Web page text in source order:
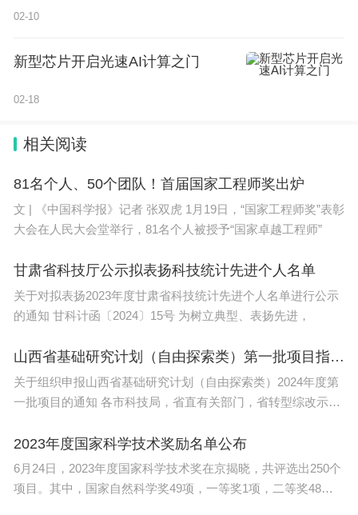
02-10
新型芯片开启光速AI计算之门
02-18
相关阅读
81名个人、50个团队！首届国家工程师奖出炉
文 | 《中国科学报》记者 张双虎 1月19日，“国家工程师奖”表彰
大会在人民大会堂举行，81名个人被授予“国家卓越工程师”
甘肃省科技厅公示拟表扬科技统计先进个人名单
关于对拟表扬2023年度甘肃省科技统计先进个人名单进行公示
的通知 甘科计函〔2024〕15号 为树立典型、表扬先进，
山西省基础研究计划（自由探索类）第一批项目指南发布
关于组织申报山西省基础研究计划（自由探索类）2024年度第
一批项目的通知 各市科技局，省直有关部门，省转型综改示范
2023年度国家科学技术奖励名单公布
6月24日，2023年度国家科学技术奖在京揭晓，共评选出250个
项目。其中，国家自然科学奖49项，一等奖1项，二等奖48